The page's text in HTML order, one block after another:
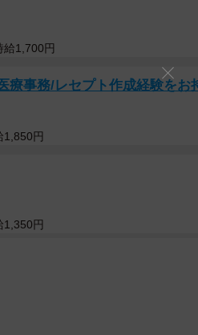
給1,700円
療事務/レセプト作成経験をお
1,850円
1,350円